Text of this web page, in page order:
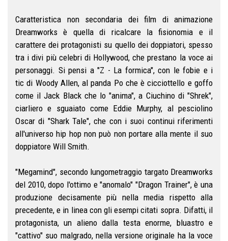
Caratteristica non secondaria dei film di animazione
Dreamworks è quella di ricalcare la fisionomia e il
carattere dei protagonisti su quello dei doppiatori, spesso
tra i divi più celebri di Hollywood, che prestano la voce ai
personaggi. Si pensi a "Z - La formica", con le fobie e i
tic di Woody Allen, al panda Po che è cicciottello e goffo
come il Jack Black che lo "anima", a Ciuchino di "Shrek",
ciarliero e sguaiato come Eddie Murphy, al pesciolino
Oscar di "Shark Tale", che con i suoi continui riferimenti
all'universo hip hop non può non portare alla mente il suo
doppiatore Will Smith.
"Megamind", secondo lungometraggio targato Dreamworks
del 2010, dopo l'ottimo e "anomalo" "Dragon Trainer", è una
produzione decisamente più nella media rispetto alla
precedente, e in linea con gli esempi citati sopra. Difatti, il
protagonista, un alieno dalla testa enorme, bluastro e
"cattivo" suo malgrado, nella versione originale ha la voce